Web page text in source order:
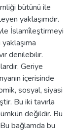
bütünü ile
yaklaşımdır.
İslamîleştirmeyi
denilebilir.
Geriye
içerisinde
sosyal, siyasi
Bu iki tavırla
değildir. Bu
bağlamda bu